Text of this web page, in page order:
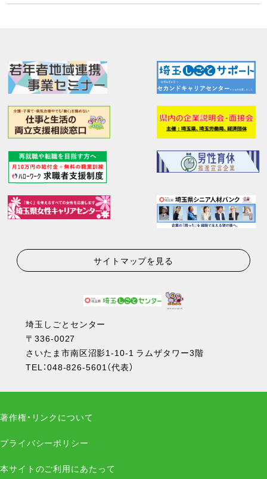
サイトマップを見る
埼玉しごとセンター
〒336-0027
さいたま市南区沼影1-10-1 ラムザタワー3階
TEL：048-826-5601（代表）
著作権・リンクについて
プライバシーポリシー
本サイトのご利用にあたって